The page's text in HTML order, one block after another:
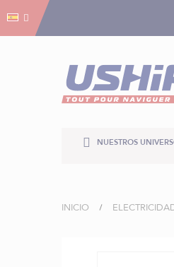
NUESTROS
INICIO
Gestión de cookies
Gestión de cookies